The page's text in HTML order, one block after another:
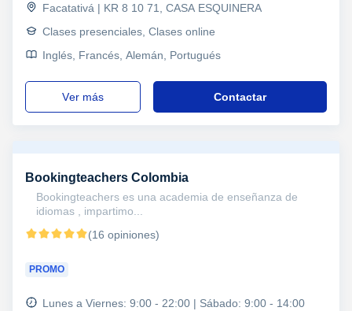
Facatativá | KR 8 10 71, CASA ESQUINERA
Clases presenciales, Clases online
Inglés, Francés, Alemán, Portugués
ver más Contactar
Bookingteachers Colombia
Bookingteachers es una academia de enseñanza de
idiomas , impartimo...
(16 opiniones)
PROMO
Lunes a Viernes: 9:00 - 22:00 | Sábado: 9:00 - 14:00